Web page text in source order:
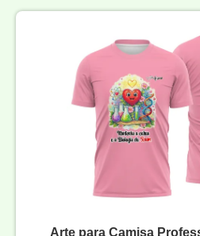
Arte para Camisa